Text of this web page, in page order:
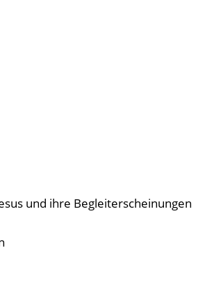
und ihre Begleiterscheinungen